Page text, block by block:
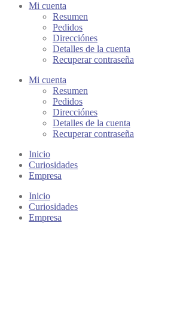
Mi cuenta
Resumen
Pedidos
Direcciónes
Detalles de la cuenta
Recuperar contraseña
Mi cuenta
Resumen
Pedidos
Direcciónes
Detalles de la cuenta
Recuperar contraseña
Inicio
Curiosidades
Empresa
Inicio
Curiosidades
Empresa